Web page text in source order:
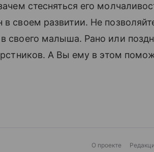
стесняться его
в своем развитии. Не
своего малыша. Рано или
А Вы ему в этом
О проекте